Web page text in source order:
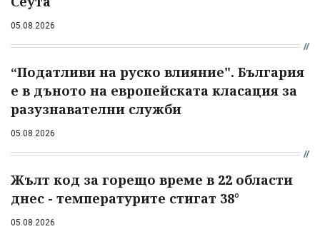
05.08.2026
“Податливи на руско влияние". България
е в дъното на европейската класация за
разузнавателни служби
05.08.2026
Жълт код за горещо време в 22 области
днес - температурите стигат 38°
05.08.2026